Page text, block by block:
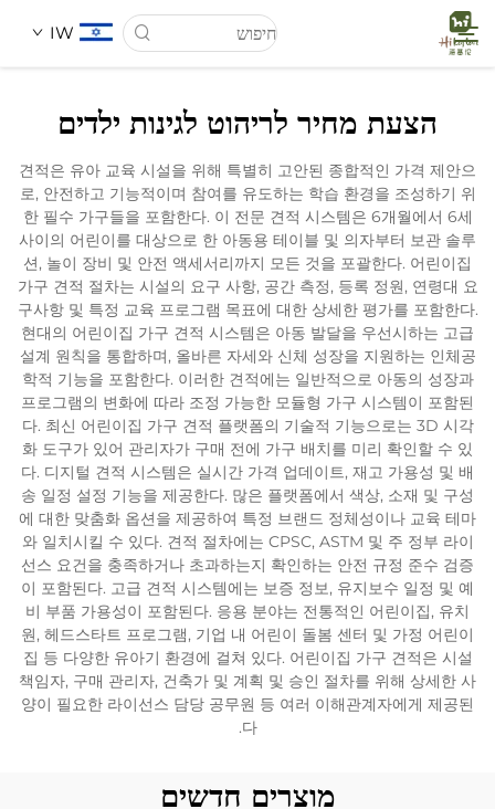
IW
עַל אָמַת
מוצרים
חֲדָשִים
מקרים
לְהִתְחַבֵּר אֵלֵינוּ
הצעת מחיר לריהוט לגינות ילדים
견적은 유아 교육 시설을 위해 특별히 고안된 종합적인 가격 제안으
로, 안전하고 기능적이며 참여를 유도하는 학습 환경을 조성하기 위
한 필수 가구들을 포함한다. 이 전문 견적 시스템은 6개월에서 6세
사이의 어린이를 대상으로 한 아동용 테이블 및 의자부터 보관 솔루
션, 놀이 장비 및 안전 액세서리까지 모든 것을 포괄한다. 어린이집
가구 견적 절차는 시설의 요구 사항, 공간 측정, 등록 정원, 연령대 요
구사항 및 특정 교육 프로그램 목표에 대한 상세한 평가를 포함한다.
현대의 어린이집 가구 견적 시스템은 아동 발달을 우선시하는 고급
설계 원칙을 통합하며, 올바른 자세와 신체 성장을 지원하는 인체공
학적 기능을 포함한다. 이러한 견적에는 일반적으로 아동의 성장과
프로그램의 변화에 따라 조정 가능한 모듈형 가구 시스템이 포함된
다. 최신 어린이집 가구 견적 플랫폼의 기술적 기능으로는 3D 시각
화 도구가 있어 관리자가 구매 전에 가구 배치를 미리 확인할 수 있
다. 디지털 견적 시스템은 실시간 가격 업데이트, 재고 가용성 및 배
송 일정 설정 기능을 제공한다. 많은 플랫폼에서 색상, 소재 및 구성
에 대한 맞춤화 옵션을 제공하여 특정 브랜드 정체성이나 교육 테마
와 일치시킬 수 있다. 견적 절차에는 CPSC, ASTM 및 주 정부 라이
선스 요건을 충족하거나 초과하는지 확인하는 안전 규정 준수 검증
이 포함된다. 고급 견적 시스템에는 보증 정보, 유지보수 일정 및 예
비 부품 가용성이 포함된다. 응용 분야는 전통적인 어린이집, 유치
원, 헤드스타트 프로그램, 기업 내 어린이 돌봄 센터 및 가정 어린이
집 등 다양한 유아기 환경에 걸쳐 있다. 어린이집 가구 견적은 시설
책임자, 구매 관리자, 건축가 및 계획 및 승인 절차를 위해 상세한 사
양이 필요한 라이선스 담당 공무원 등 여러 이해관계자에게 제공된
다.
מוצרים חדשים